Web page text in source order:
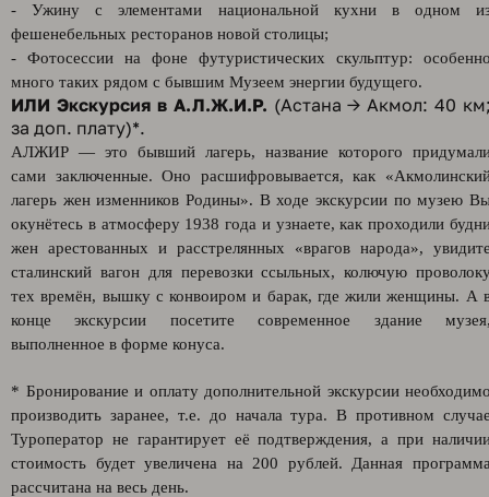
- Ужину с элементами национальной кухни в одном
фешенебельных ресторанов новой столицы;
- Фотосессии на фоне футуристических скульптур:
много таких рядом с бывшим Музеем энергии будущего.
ИЛИ Экскурсия в А.Л.Ж.И.Р. (Астана → Акмол: 40
за доп. плату)*.
АЛЖИР — это бывший лагерь, название которого
сами заключенные. Оно расшифровывается, как
лагерь жен изменников Родины». В ходе экскурсии по музею
окунётесь в атмосферу 1938 года и узнаете, как проходили
жен арестованных и расстрелянных «врагов народа»,
сталинский вагон для перевозки ссыльных, колючую
тех времён, вышку с конвоиром и барак, где жили женщины. А
конце экскурсии посетите современное здание
выполненное в форме конуса.
* Бронирование и оплату дополнительной экскурсии
производить заранее, т.е. до начала тура. В противном
Туроператор не гарантирует её подтверждения, а при
стоимость будет увеличена на 200 рублей. Данная
рассчитана на весь день.